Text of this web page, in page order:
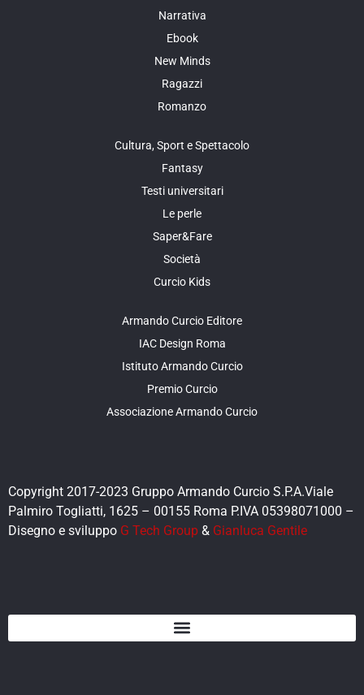
Narrativa
Ebook
New Minds
Ragazzi
Romanzo
Cultura, Sport e Spettacolo
Fantasy
Testi universitari
Le perle
Saper&Fare
Società
Curcio Kids
Armando Curcio Editore
IAC Design Roma
Istituto Armando Curcio
Premio Curcio
Associazione Armando Curcio
Copyright 2017-2023 Gruppo Armando Curcio S.P.A.Viale
Palmiro Togliatti, 1625 – 00155 Roma P.IVA 05398071000 –
Disegno e sviluppo G Tech Group & Gianluca Gentile